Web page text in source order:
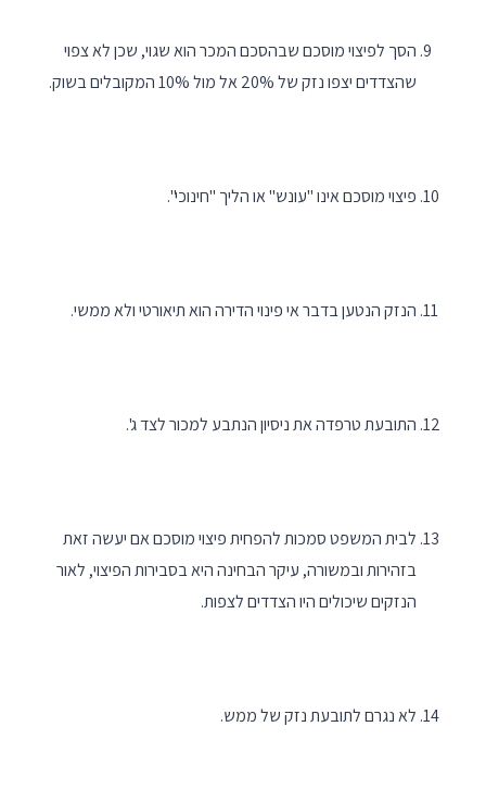
הסך לפיצוי מוסכם שבהסכם המכר הוא שגוי, שכן לא צפוי
שהצדדים יצפו נזק של 20% אל מול 10% המקובלים בשוק.
פיצוי מוסכם אינו "עונש" או הליך "חינוכי".
הנזק הנטען בדבר אי פינוי הדירה הוא תיאורטי ולא ממשי.
התובעת טרפדה את ניסיון הנתבע למכור לצד ג'.
לבית המשפט סמכות להפחית פיצוי מוסכם אם יעשה זאת
בזהירות ובמשורה, עיקר הבחינה היא בסבירות הפיצוי, לאור
הנזקים שיכולים היו הצדדים לצפות.
לא נגרם לתובעת נזק של ממש.